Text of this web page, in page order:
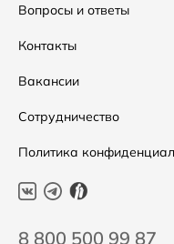
Подарочные
Уход за одеждой
Вопросы и ответы
Контакты
Вакансии
Сотрудничество
Политика
8 800 500 99 87